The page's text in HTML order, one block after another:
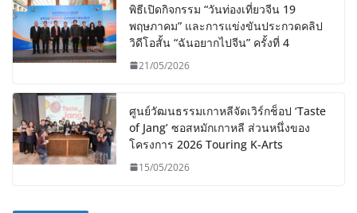
พิธีเปิดกิจกรรม “วันท่องเที่ยวจีน 19
พฤษภาคม” และการแข่งขันประกวดคลิป
วิดีโอสั้น “ฉันอยากไปจีน” ครั้งที่ 4
21/05/2026
ศูนย์วัฒนธรรมเกาหลีจัดเวิร์กช็อป ‘Taste
of Jang’ ซอสหมักเกาหลี ส่วนหนึ่งของ
โครงการ 2026 Touring K-Arts
15/05/2026